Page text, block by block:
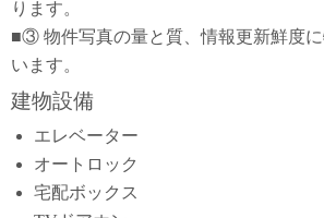
ります。
■③ 物件写真の量と質、情報更新鮮度
います。
建物設備
エレベーター
オートロック
宅配ボックス